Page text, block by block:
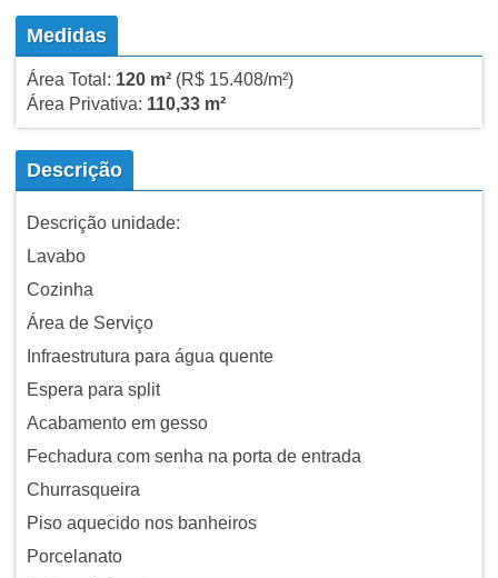
Medidas
Área Total: 120 m²(R$ 15.408/m²)
Área Privativa: 110,33 m²
Descrição
Descrição unidade:
Lavabo
Cozinha
Área de Serviço
Infraestrutura para água quente
Espera para split
Acabamento em gesso
Fechadura com senha na porta de entrada
Churrasqueira
Piso aquecido nos banheiros
Porcelanato